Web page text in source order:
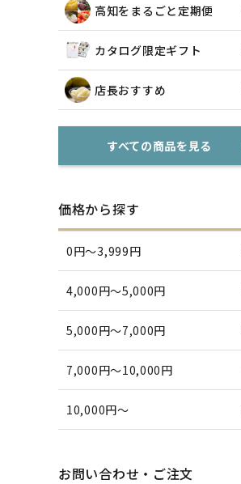
高知をまるごと定期便
カタログ限定ギフト
店長おすすめ
すべての商品を見る
価格から探す
0円〜3,999円
4,000円〜5,000円
5,000円〜7,000円
7,000円〜10,000円
10,000円〜
お問い合わせ・ご注文